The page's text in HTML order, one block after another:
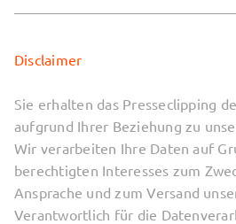
Disclaimer
Sie erhalten das Presseclipping
aufgrund Ihrer Beziehung zu
Wir verarbeiten Ihre Daten auf
berechtigten Interesses zum
Ansprache und zum Versand
Verantwortlich für die